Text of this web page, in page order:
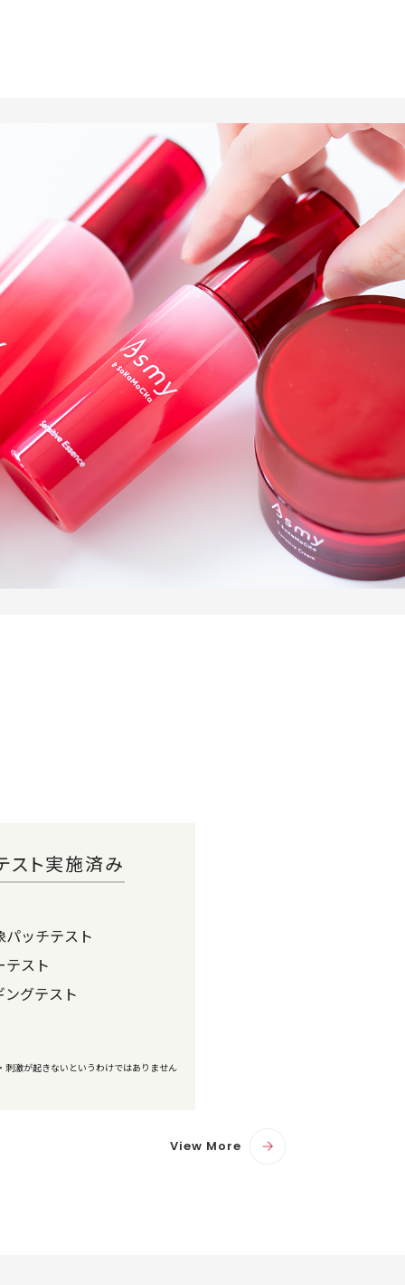
スト実施済み
パッチテスト
テスト
ングテスト
激が起きないというわけではありません
View More